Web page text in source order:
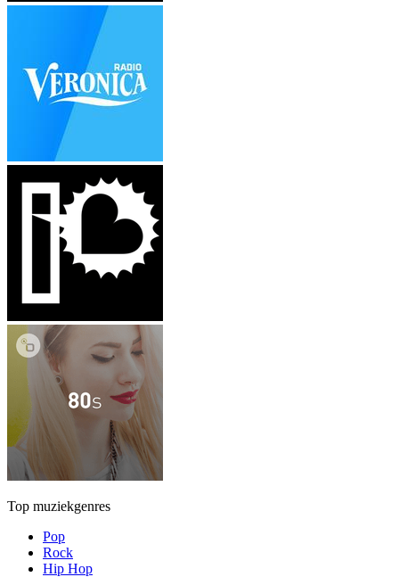
Top muziekgenres
Pop
Rock
Hip Hop